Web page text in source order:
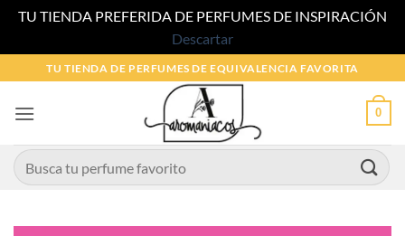
TU TIENDA PREFERIDA DE PERFUMES DE INSPIRACIÓN
Descartar
al
contenido
TU TIENDA DE PERFUMES DE EQUIVALENCIA FAVORITA
0
Buscar
por: